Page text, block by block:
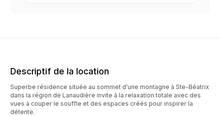
Descriptif de la location
Superbe résidence située au sommet d'une montagne à Ste-Béatrix
dans la région de Lanaudière invite à la relaxation totale avec des
vues à couper le souffle et des espaces créés pour inspirer la
détente.